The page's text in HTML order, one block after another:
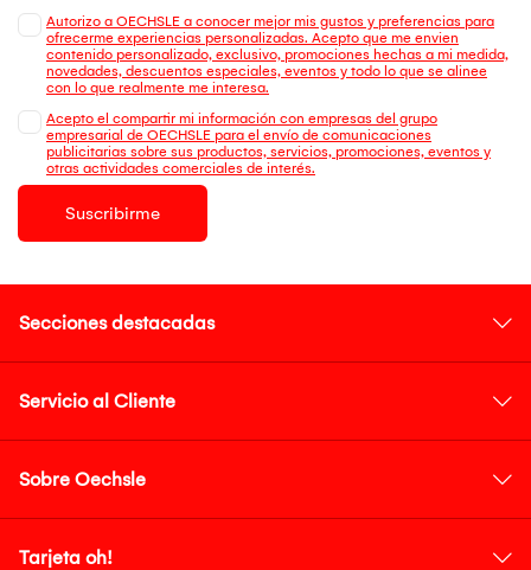
Autorizo a OECHSLE a conocer mejor mis gustos y preferencias para
ofrecerme experiencias personalizadas. Acepto que me envien
contenido personalizado, exclusivo, promociones hechas a mi medida,
novedades, descuentos especiales, eventos y todo lo que se alinee
con lo que realmente me interesa.
Acepto el compartir mi información con empresas del grupo
empresarial de OECHSLE para el envío de comunicaciones
publicitarias sobre sus productos, servicios, promociones, eventos y
otras actividades comerciales de interés.
Suscribirme
Secciones destacadas
Servicio al Cliente
Sobre Oechsle
Tarjeta oh!